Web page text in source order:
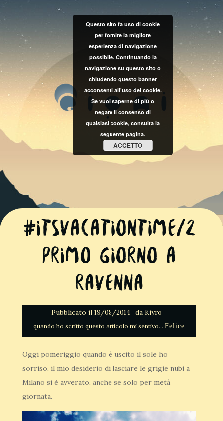
#itsvacationtime/2
Primo giorno a
Ravenna
Pubblicato il 19/08/2014 da Kiyro
Felice
Oggi pomeriggio quando è uscito il sole ho
sorriso, il mio desiderio di lasciare le grigie nubi a
Milano si è avverato, anche se solo per metà
giornata.
Questo sito fa uso di cookie
per fornire la migliore
esperienza di navigazione
possibile. Continuando la
navigazione su questo sito o
chiudendo questo banner
acconsenti all'uso dei cookie.
Se vuoi saperne di più o
negare il consenso di
qualsiasi cookie, consulta la
seguente pagina.
ACCETTO